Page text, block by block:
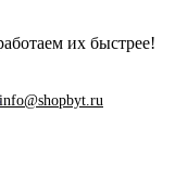
их быстрее!
info@shopbyt.ru